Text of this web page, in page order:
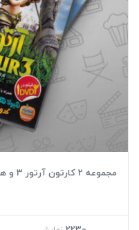
مجموعه 2 کارتون آرتور 3 و هیولاها علیه بیگانگان